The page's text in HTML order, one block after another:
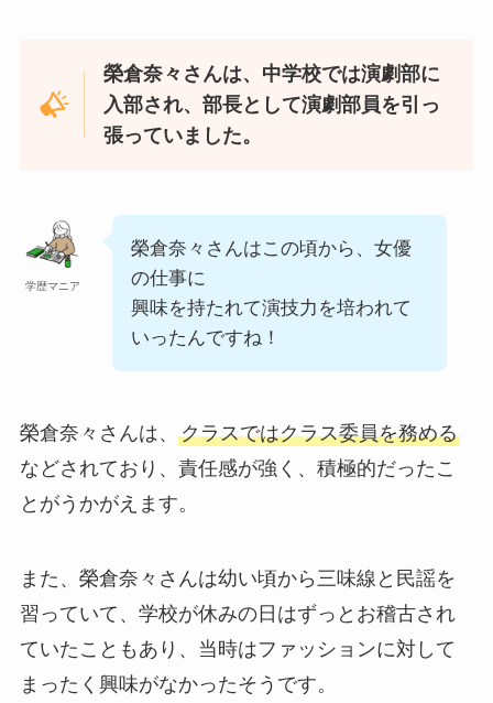
榮倉奈々さんは、中学校では演劇部に
入部され、部長として演劇部員を引っ
張っていました。
学歴マニア
榮倉奈々さんはこの頃から、女優
の仕事に
興味を持たれて演技力を培われて
いったんですね！
榮倉奈々さんは、 クラスではクラス委員を務める
などされており、責任感が強く、積極的だったこ
とがうかがえます。
また、榮倉奈々さんは幼い頃から三味線と民謡を
習っていて、学校が休みの日はずっとお稽古され
ていたこともあり、当時はファッションに対して
まったく興味がなかったそうです。